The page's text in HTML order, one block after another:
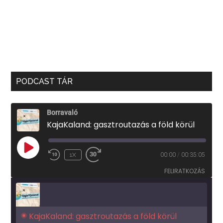
PODCAST TÁR
Borravaló
KajaKaland: gasztroutazás a föld körül
PLAY
EPISODE
1X 00:00 / 00:35:05
FELIRATKOZÁS
KajaKaland: gasztroutazás a föld körül